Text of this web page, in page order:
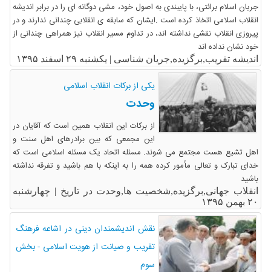
جریان اسلام برائتی، با پایبندی به اصول خود، مشی دوگانه ای را در برابر اندیشه
انقلاب اسلامی اتخاذ کرده است .ایشان که سابقه ی انقلابی چندانی ندارند و در
پیروزی انقلاب نقشی نداشته اند، در تداوم مسیر انقلاب نیز همراهی چندانی از
خود نشان نداده اند
اندیشه تقریب,برگزیده,جریان شناسی | یکشنبه ۲۹ اسفند ۱۳۹۵
یکی از برکات انقلاب اسلامی
وحدت
از برکات این انقلاب همین است که آقایان در
این مجمعی که بین برادرهای اهل سنت و
اهل تشیع هست‏‎ ‎‏مجتمع می شوند. مسئله اتحاد یک‏‎ ‎‏مسئله اسلامی است که
خدای تبارک و تعالی مأمور کرده همه را به اینکه با هم باشید و‏‎ ‎‏تفرقه نداشته
باشید
انقلاب جهانی,برگزیده,شخصیت ها,وحدت در تاریخ | چهارشنبه
۲۰ بهمن ۱۳۹۵
نقش اندیشمندان دینی در اشاعه فرهنگ
تقریب و صیانت از هویت اسلامی - بخش
سوم